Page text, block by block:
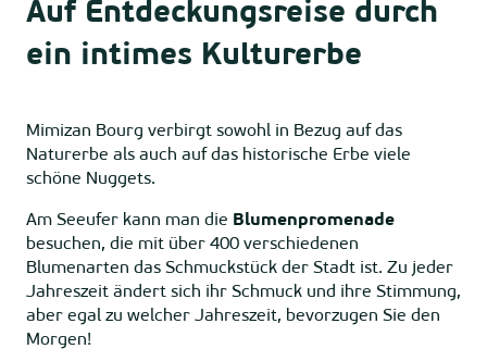
Auf Entdeckungsreise durch
ein intimes Kulturerbe
Mimizan Bourg verbirgt sowohl in Bezug auf das
Naturerbe als auch auf das historische Erbe viele
schöne Nuggets.
Am Seeufer kann man die Blumenpromenade
besuchen, die mit über 400 verschiedenen
Blumenarten das Schmuckstück der Stadt ist. Zu jeder
Jahreszeit ändert sich ihr Schmuck und ihre Stimmung,
aber egal zu welcher Jahreszeit, bevorzugen Sie den
Morgen!